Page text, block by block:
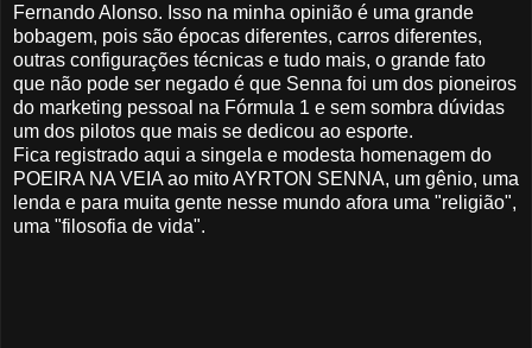
Fernando Alonso. Isso na minha opinião é uma grande
bobagem, pois são épocas diferentes, carros diferentes,
outras configurações técnicas e tudo mais, o grande fato
que não pode ser negado é que Senna foi um dos pioneiros
do marketing pessoal na Fórmula 1 e sem sombra dúvidas
um dos pilotos que mais se dedicou ao esporte.
Fica registrado aqui a singela e modesta homenagem do
POEIRA NA VEIA ao mito AYRTON SENNA, um gênio, uma
lenda e para muita gente nesse mundo afora uma "religião",
uma "filosofia de vida".